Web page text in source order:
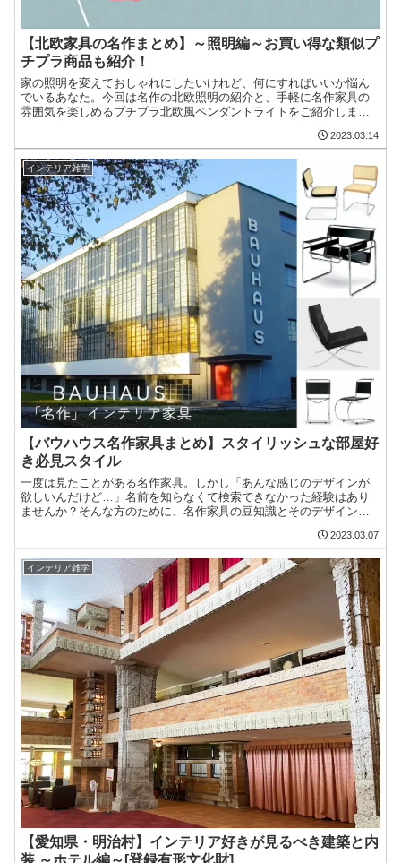
【北欧家具の名作まとめ】～照明編～お買い得な類似プ
チプラ商品も紹介！
家の照明を変えておしゃれにしたいけれど、何にすればいいか悩ん
でいるあなた。今回は名作の北欧照明の紹介と、手軽に名作家具の
雰囲気を楽しめるプチプラ北欧風ペンダントライトをご紹介します♪
2023.03.14
インテリア雑学
【バウハウス名作家具まとめ】スタイリッシュな部屋好
き必見スタイル
一度は見たことがある名作家具。しかし「あんな感じのデザインが
欲しいんだけど…」名前を知らなくて検索できなかった経験はあり
ませんか？そんな方のために、名作家具の豆知識とそのデザインに
2023.03.07
インテリア雑学
【愛知県・明治村】インテリア好きが見るべき建築と内